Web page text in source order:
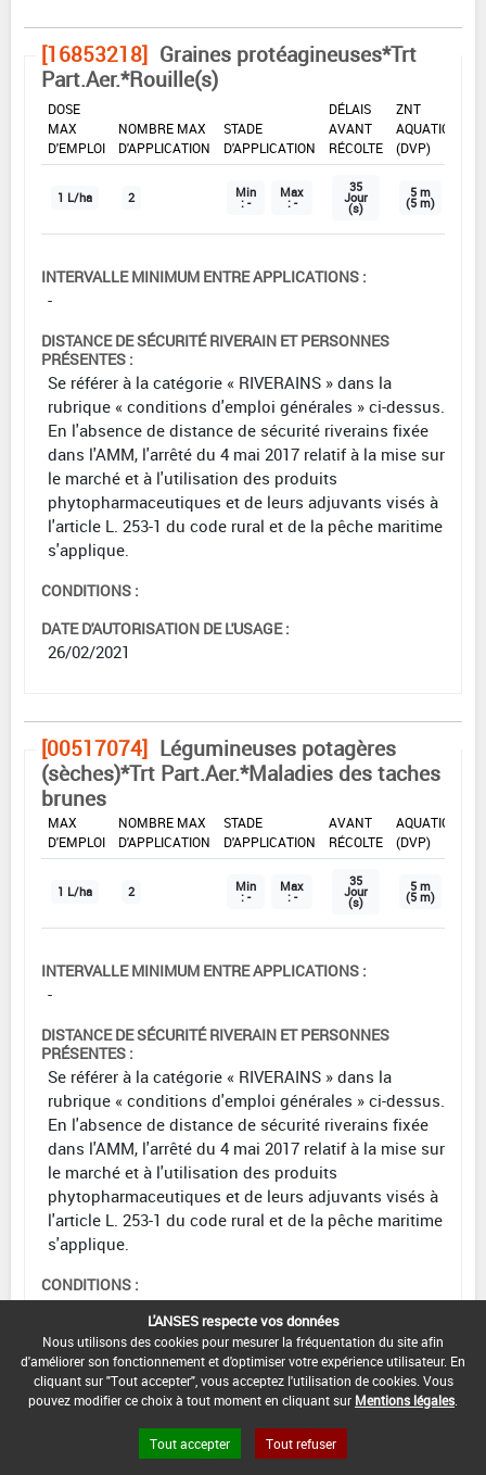
[16853218] Graines protéagineuses*Trt
Part.Aer.*Rouille(s)
DOSE
MAX
D'EMPLOI
NOMBRE MAX
D'APPLICATION
STADE
D'APPLICATION
DÉLAIS
AVANT
RÉCOLTE
ZNT
AQUATIQUE
(DVP)
1 L/ha 2 Min
: -
Max
: -
35
Jour
(s)
5 m
(5 m)
INTERVALLE MINIMUM ENTRE APPLICATIONS :
-
DISTANCE DE SÉCURITÉ RIVERAIN ET PERSONNES
PRÉSENTES :
Se référer à la catégorie « RIVERAINS » dans la
rubrique « conditions d'emploi générales » ci-dessus.
En l'absence de distance de sécurité riverains fixée
dans l'AMM, l'arrêté du 4 mai 2017 relatif à la mise sur
le marché et à l'utilisation des produits
phytopharmaceutiques et de leurs adjuvants visés à
l'article L. 253-1 du code rural et de la pêche maritime
s'applique.
CONDITIONS :
DATE D'AUTORISATION DE L'USAGE :
26/02/2021
[00517074] Légumineuses potagères
(sèches)*Trt Part.Aer.*Maladies des taches
brunes
DOSE
MAX
D'EMPLOI
NOMBRE MAX
D'APPLICATION
STADE
D'APPLICATION
AVANT
RÉCOLTE
AQUATIQUE
(DVP)
1 L/ha 2 Min
: -
Max
: -
35
Jour
(s)
5 m
(5 m)
INTERVALLE MINIMUM ENTRE APPLICATIONS :
-
DISTANCE DE SÉCURITÉ RIVERAIN ET PERSONNES
PRÉSENTES :
Se référer à la catégorie « RIVERAINS » dans la
rubrique « conditions d'emploi générales » ci-dessus.
En l'absence de distance de sécurité riverains fixée
dans l'AMM, l'arrêté du 4 mai 2017 relatif à la mise sur
le marché et à l'utilisation des produits
phytopharmaceutiques et de leurs adjuvants visés à
l'article L. 253-1 du code rural et de la pêche maritime
s'applique.
CONDITIONS :
DATE D'AUTORISATION DE L'USAGE :
26/02/2021
Légumineuses potagères
(sèches)*Trt Part.Aer.*Oïdium(s)
L'ANSES respecte vos données
Nous utilisons des cookies pour mesurer la fréquentation du site afin
d'améliorer son fonctionnement et d'optimiser votre expérience utilisateur. En
cliquant sur "Tout accepter", vous acceptez l'utilisation de cookies. Vous
pouvez modifier ce choix à tout moment en cliquant sur Mentions légales
Tout accepter Tout refuser